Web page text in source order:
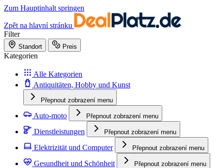
Zum Hauptinhalt springen
Zpět na hlavní stránku
Filter
Standort Preis
Kategorien
Alle Kategorien
Antiquitäten, Hobby und Kunst
Přepnout zobrazení menu
Auto-moto Přepnout zobrazení menu
Dienstleistungen Přepnout zobrazení menu
Elektrizität und Computer Přepnout zobrazení menu
Gesundheit und Schönheit Přepnout zobrazení menu